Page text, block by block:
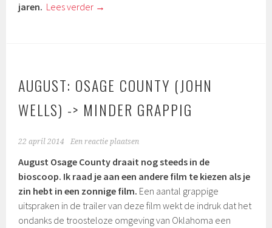
jaren. Lees verder →
AUGUST: OSAGE COUNTY (JOHN
WELLS) -> MINDER GRAPPIG
22 april 2014 Een reactie plaatsen
August Osage County draait nog steeds in de
bioscoop. Ik raad je aan een andere film te kiezen als je
zin hebt in een zonnige film. Een aantal grappige
uitspraken in de trailer van deze film wekt de indruk dat het
ondanks de troosteloze omgeving van Oklahoma een